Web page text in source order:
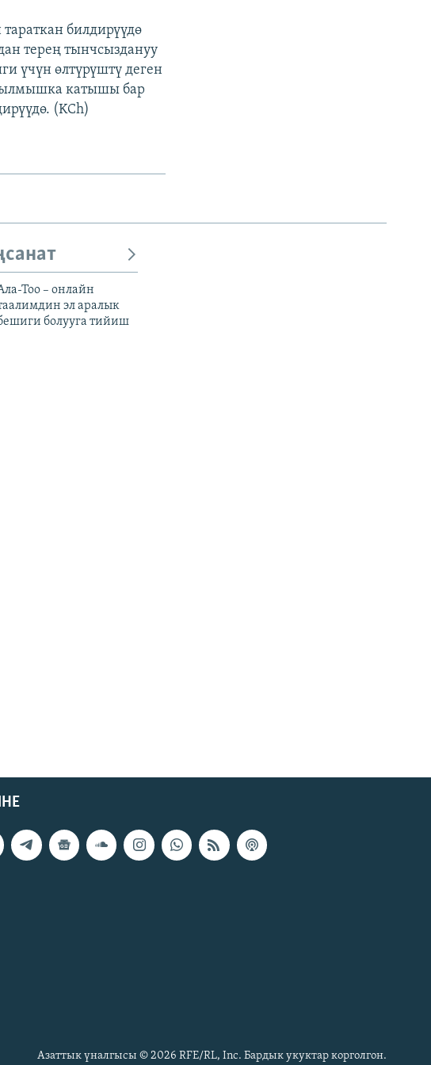
билдирүүдө
терең тынчсыздануу
үчүн өлтүрүштү деген
катышы бар
(KCh)
Тоо – онлайн
эл аралык
болууга тийиш
Азаттык үналгысы © 2026 RFE/RL, Inc. Бардык укуктар корголгон.